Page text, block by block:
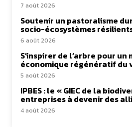
7 août 2026
Soutenir un pastoralisme
socio-écosystèmes
6 août 2026
S’inspirer de l’arbre pour un
économique régénératif du
5 août 2026
IPBES : le « GIEC de la
entreprises à devenir des
4 août 2026